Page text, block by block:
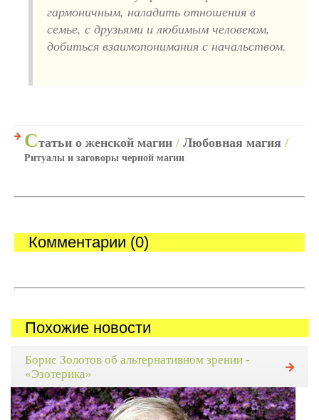
гармоничным, наладить отношения в
семье, с друзьями и любимым человеком,
добиться взаимопонимания с начальством.
Статьи о женской магии / Любовная магия /
Ритуалы и заговоры черной магии
Комментарии (0)
Похожие новости
Борис Золотов об альтернативном зрении -
«Эзотерика»